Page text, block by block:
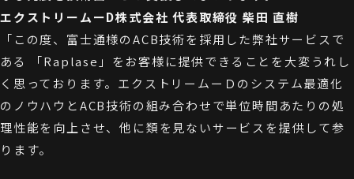
エクストリームーD株式会社 代表取締役 柴田 直樹
「この度、富士通様のACB技術を採用した弊社サービスで
ある 「Raplase」をお客様に提供できることを大変うれし
く思っております。エクストリームーＤのシステム最適化
のノウハウとACB技術の組み合わせで単位時間あたりの処
理性能を向上させ、他に類を見ないサービスを提供して参
ります。